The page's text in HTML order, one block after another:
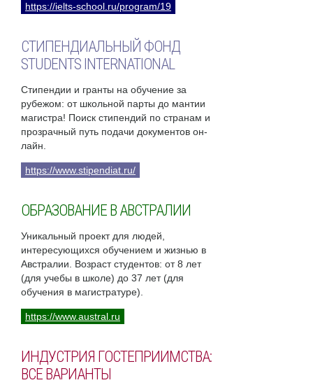
https://ielts-school.ru/program/19
СТИПЕНДИАЛЬНЫЙ ФОНД
STUDENTS INTERNATIONAL
Стипендии и гранты на обучение за
рубежом: от школьной парты до мантии
магистра! Поиск стипендий по странам и
прозрачный путь подачи документов он-
лайн.
https://www.stipendiat.ru/
ОБРАЗОВАНИЕ В АВСТРАЛИИ
Уникальный проект для людей,
интересующихся обучением и жизнью в
Австралии. Возраст студентов: от 8 лет
(для учебы в школе) до 37 лет (для
обучения в магистратуре).
https://www.austral.ru
ИНДУСТРИЯ ГОСТЕПРИИМСТВА:
ВСЕ ВАРИАНТЫ